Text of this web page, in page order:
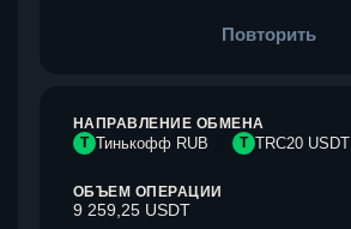
Повторить
НАПРАВЛЕНИЕ ОБМЕНА
Т Тинькофф RUB T TRC20 USDT
ОБЪЕМ ОПЕРАЦИИ
9 259,25 USDT